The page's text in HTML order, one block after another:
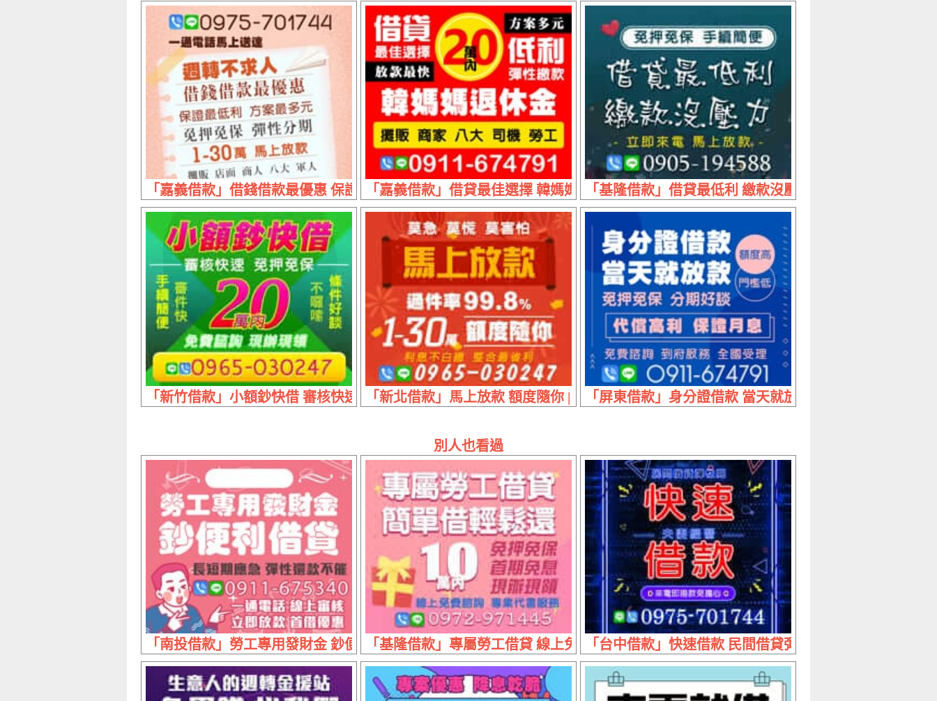
「嘉義借款」借錢借款最優惠 保證最低利 | 1~30萬 週轉不求人「嘉義借款」借貸最佳選擇 韓媽媽退休金 | 20萬內 放款最快「基隆借款」借貸最低利 繳款沒壓力 | 立即來電 馬上放款
「新竹借款」小額鈔快借 審核快速 | 20萬內 條件好談「新北借款」馬上放款 額度隨你 | 1~30萬 利息不白繳整合最省利「屏東借款」身分證借款 當天就放款 | 額度高門檻低 保
別人也看過
「南投借款」勞工專用發財金 鈔便利借貸 | 一通電話線上審核 立即放款首借優惠
「基隆借款」專屬勞工借貸 線上免費諮詢 | 10萬內 首期免息免押免保
「台中借款」快速借款 民間借貸彈性高 | 夫妻經營 來電